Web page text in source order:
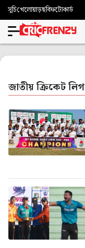
সূচিখেলোয়াড়ছবিফটোকার্ড
জাতীয় ক্রিকেট লিগ